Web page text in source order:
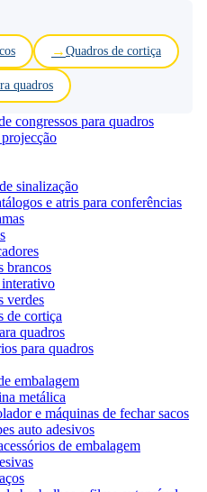
Quadros de cortiça
quadros
congressos para quadros
sinalização
e atris para conferências
brancos
verdes
de cortiça
quadros
para quadros
embalagem
metálica
e máquinas de fechar sacos
auto adesivos
de embalagem